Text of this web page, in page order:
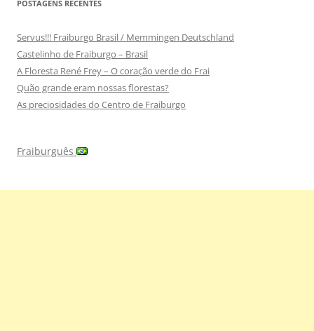
POSTAGENS RECENTES
Servus!!! Fraiburgo Brasil / Memmingen Deutschland
Castelinho de Fraiburgo – Brasil
A Floresta René Frey – O coração verde do Frai
Quão grande eram nossas florestas?
As preciosidades do Centro de Fraiburgo
Fraiburguês